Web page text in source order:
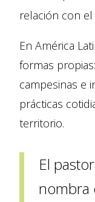
relación con
En América
formas
campesinas e
prácticas
territorio.
El
nombra